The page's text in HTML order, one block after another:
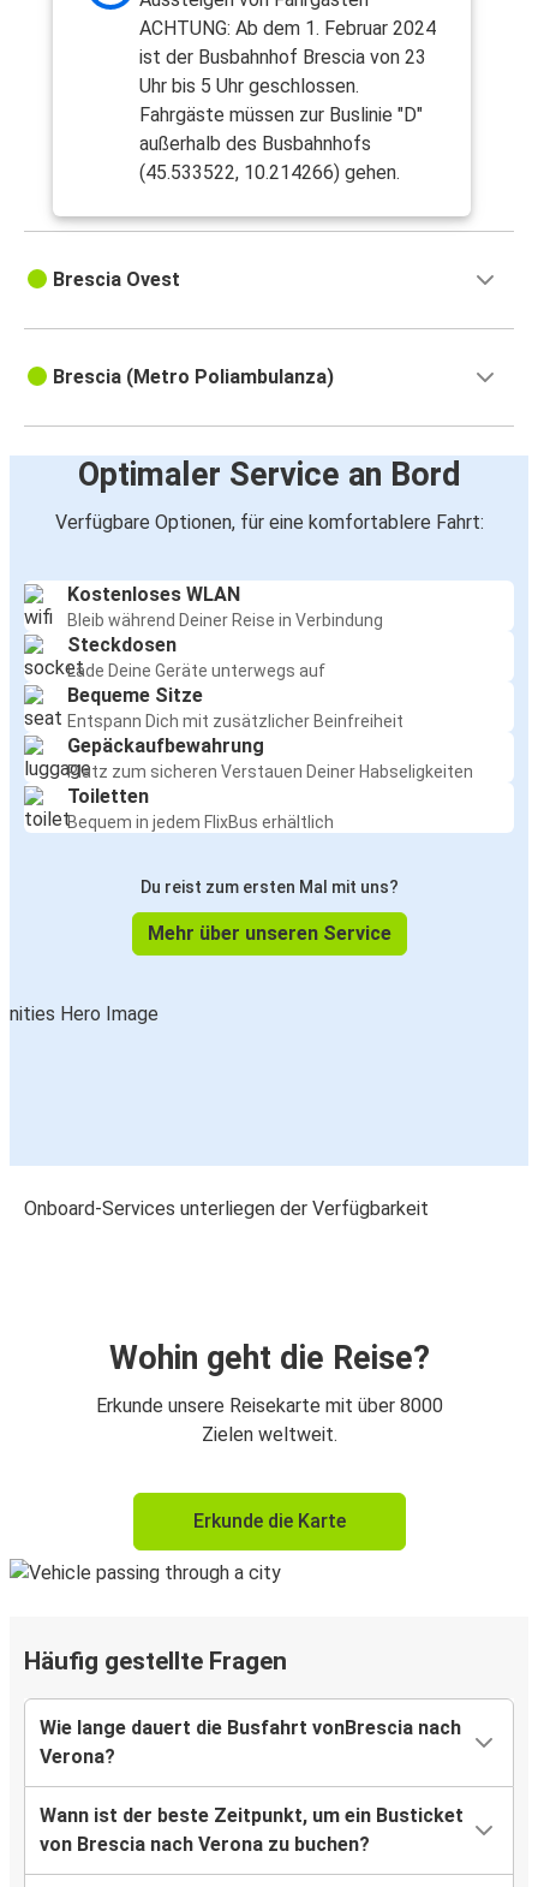
ACHTUNG: Ab dem 1. Februar 2024
ist der Busbahnhof Brescia von 23
Uhr bis 5 Uhr geschlossen.
Fahrgäste müssen zur Buslinie "D"
außerhalb des Busbahnhofs
(45.533522, 10.214266) gehen.
Brescia Ovest
Brescia (Metro Poliambulanza)
Optimaler Service an Bord
Verfügbare Optionen, für eine komfortablere Fahrt:
Kostenloses WLAN
Bleib während Deiner Reise in Verbindung
Steckdosen
Lade Deine Geräte unterwegs auf
Bequeme Sitze
Entspann Dich mit zusätzlicher Beinfreiheit
Gepäckaufbewahrung
Platz zum sicheren Verstauen Deiner Habseligkeiten
Toiletten
Bequem in jedem FlixBus erhältlich
Du reist zum ersten Mal mit uns?
Mehr über unseren Service
Onboard-Services unterliegen der Verfügbarkeit
Wohin geht die Reise?
Erkunde unsere Reisekarte mit über 8000
Zielen weltweit.
Erkunde die Karte
Häufig gestellte Fragen
Wie lange dauert die Busfahrt vonBrescia nach
Verona?
Wann ist der beste Zeitpunkt, um ein Busticket
von Brescia nach Verona zu buchen?